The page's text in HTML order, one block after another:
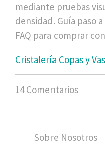
mediante pruebas
densidad. Guía paso
FAQ para comprar
Cristalería Copas y
14 Comentarios
Sobre Nosotros